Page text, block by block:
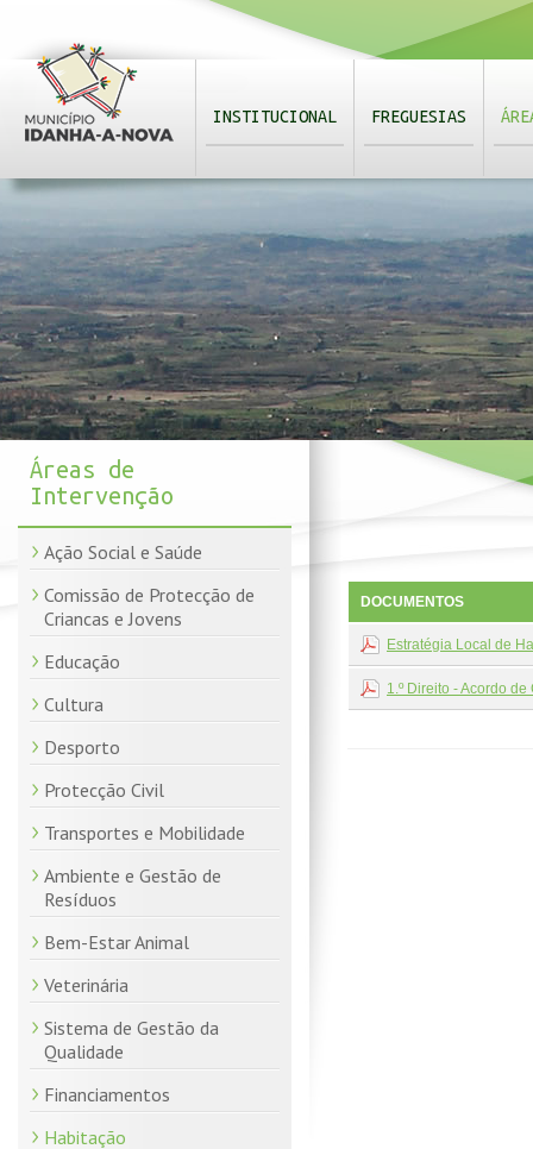
INSTITUCIONAL FREGUESIAS
Áreas de
Intervenção
Ação Social e Saúde
Comissão de Protecção de
Criancas e Jovens
Educação
Cultura
Desporto
Protecção Civil
Transportes e Mobilidade
Ambiente e Gestão de
Resíduos
Bem-Estar Animal
Veterinária
Sistema de Gestão da
Qualidade
Financiamentos
Habitação
DOCUMENTOS
Estratégia Local de
1.º Direito - Acordo